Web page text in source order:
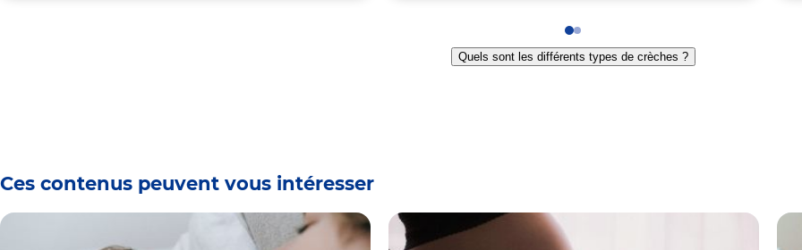
Go
to
slide
Go
to
slide
Quels sont les différents types de crèches ?
Ces contenus peuvent vous intéresser